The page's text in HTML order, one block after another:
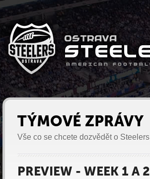
TÝMOVÉ ZPRÁVY
Vše co se chcete dozvědět o Steelers
PREVIEW - WEEK 1 A 2